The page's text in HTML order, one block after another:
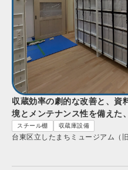
収蔵効率の劇的な改善と、資
境とメンテナンス性を備えた
ン。
スチール棚 収蔵庫設備
台東区立したまちミュージアム（